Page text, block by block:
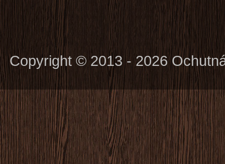
Copyright © 2013 - 2026